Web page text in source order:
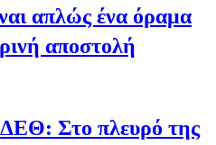
απλώς ένα όραμα
αποστολή
Στο πλευρό της